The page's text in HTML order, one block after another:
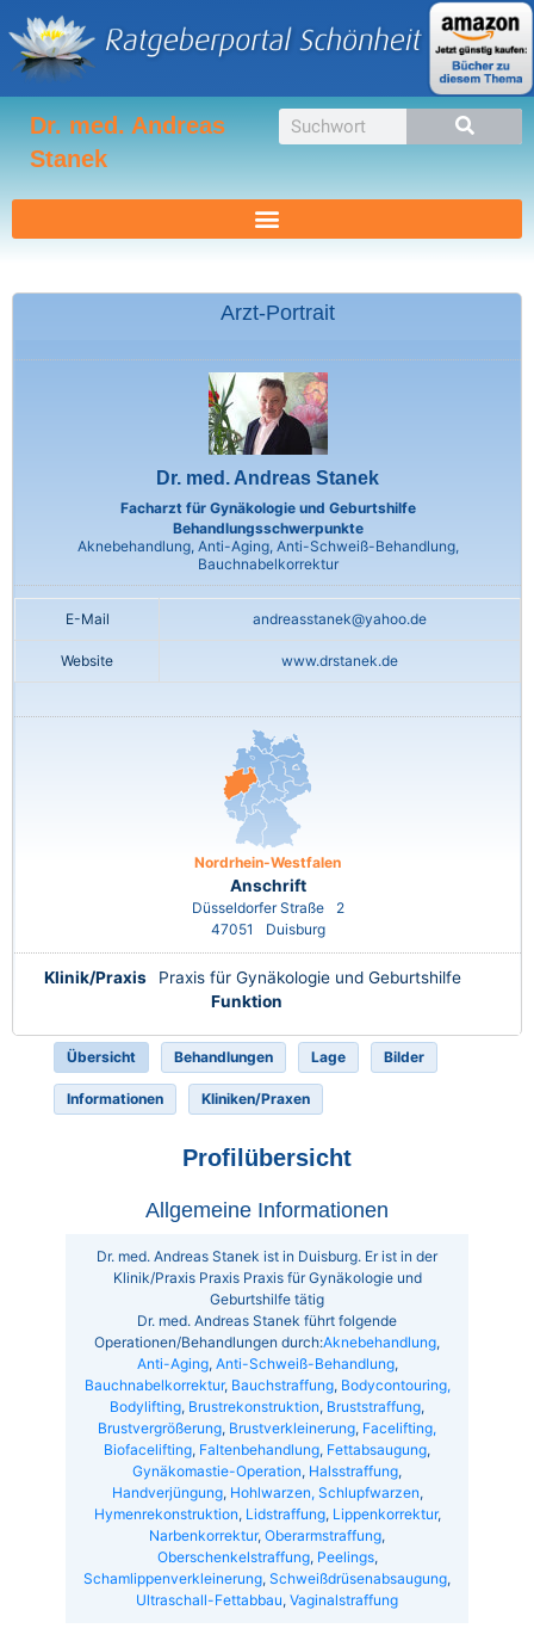
Inhalt
springen
Dr. med. Andreas
Stanek
Suche
Arzt-Portrait
Dr. med. Andreas Stanek
Facharzt für Gynäkologie und Geburtshilfe
Behandlungsschwerpunkte
Aknebehandlung, Anti-Aging, Anti-Schweiß-Behandlung,
Bauchnabelkorrektur
E-Mail andreasstanek@yahoo.de
Website www.drstanek.de
Nordrhein-Westfalen
Anschrift
Düsseldorfer Straße
2
47051
Duisburg
Klinik/Praxis
Praxis für Gynäkologie und Geburtshilfe
Funktion
Übersicht Behandlungen Lage Bilder
Informationen Kliniken/Praxen
Profilübersicht
Allgemeine Informationen
Dr. med. Andreas Stanek ist in Duisburg. Er ist in der
Klinik/Praxis Praxis Praxis für Gynäkologie und
Geburtshilfe tätig
Dr. med. Andreas Stanek führt folgende
Operationen/Behandlungen durch:Aknebehandlung,
Anti-Aging, Anti-Schweiß-Behandlung,
Bauchnabelkorrektur, Bauchstraffung, Bodycontouring,
Bodylifting, Brustrekonstruktion, Bruststraffung,
Brustvergrößerung, Brustverkleinerung, Facelifting,
Biofacelifting, Faltenbehandlung, Fettabsaugung,
Gynäkomastie-Operation, Halsstraffung,
Handverjüngung, Hohlwarzen, Schlupfwarzen,
Hymenrekonstruktion, Lidstraffung, Lippenkorrektur,
Narbenkorrektur, Oberarmstraffung,
Oberschenkelstraffung, Peelings,
Schamlippenverkleinerung, Schweißdrüsenabsaugung,
Ultraschall-Fettabbau, Vaginalstraffung